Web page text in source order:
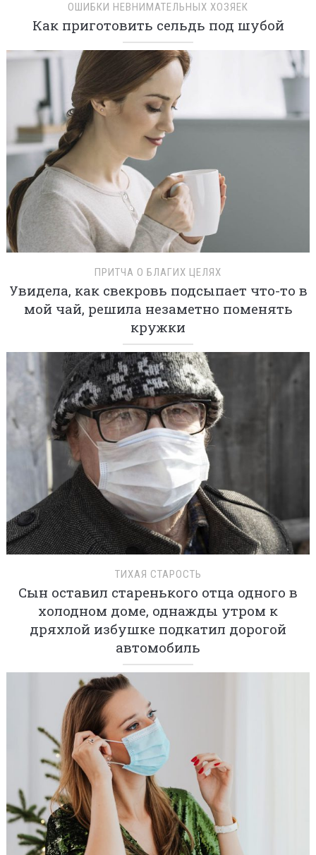
ОШИБКИ НЕВНИМАТЕЛЬНЫХ ХОЗЯЕК
Как приготовить сельдь под шубой
ПРИТЧА О БЛАГИХ ЦЕЛЯХ
Увидела, как свекровь подсыпает что-то в
мой чай, решила незаметно поменять
кружки
ТИХАЯ СТАРОСТЬ
Сын оставил старенького отца одного в
холодном доме, однажды утром к
дряхлой избушке подкатил дорогой
автомобиль